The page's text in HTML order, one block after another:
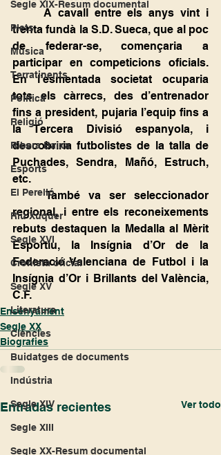
Segle XIX-Resum documental
Plets
Música
Terratinents
Política
Religió
Ribera Baixa
Esports
El Perelló
Riu Xúquer
Segle XVI
Cronista oficial
Segle XV
Literatura
Ciències
Buidatges de documents
Indústria
Segle XIV
Segle XIII
Segle XX-Resum documental
	A cavall entre els anys vint i
trenta fundà la S.D. Sueca, que al poc
de federar-se, començaria a
participar en competicions oficials.
En l’esmentada societat ocuparia
tots els càrrecs, des d’entrenador
fins a president, pujaria l’equip fins a
la Tercera Divisió espanyola, i
descobriria futbolistes de la talla de
Puchades, Sendra, Mañó, Estruch,
etc.
	També va ser seleccionador
regional, i entre els reconeixements
rebuts destaquen la Medalla al Mèrit
Esportiu, la Insígnia d’Or de la
Federació Valenciana de Futbol i la
Insígnia d’Or i Brillants del València,
C.F.
Ensenyament
Segle XX
Biografies
Entradas recientes Ver todo